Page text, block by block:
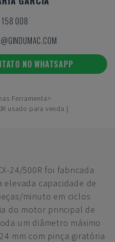
008
NO WHATSAPP
Ferramenta
usado para venda |
24/500R foi fabricada
elevada capacidade de
minuto em ciclos
do motor principal de
um diâmetro máximo
mm com pinça giratória